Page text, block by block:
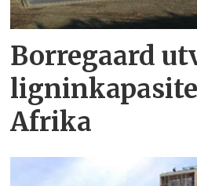
Borregaard
Afrika